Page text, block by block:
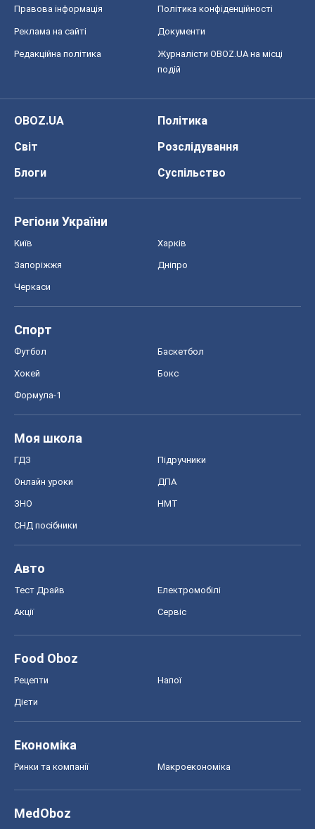
Правова інформація Політика конфіденційності
Реклама на сайті Документи
Редакційна політика
Журналісти OBOZ.UA на місці
подій
OBOZ.UA
Політика
Світ
Розслідування
Блоги
Суспільство
Регіони України
Київ Харків
Запоріжжя Дніпро
Черкаси
Спорт
Футбол Баскетбол
Хокей Бокс
Формула-1
Моя школа
ГДЗ Підручники
Онлайн уроки ДПА
ЗНО НМТ
СНД посібники
Авто
Тест Драйв Електромобілі
Акції Сервіс
Food Oboz
Рецепти Напої
Дієти
Економіка
Ринки та компанії Макроекономіка
MedOboz